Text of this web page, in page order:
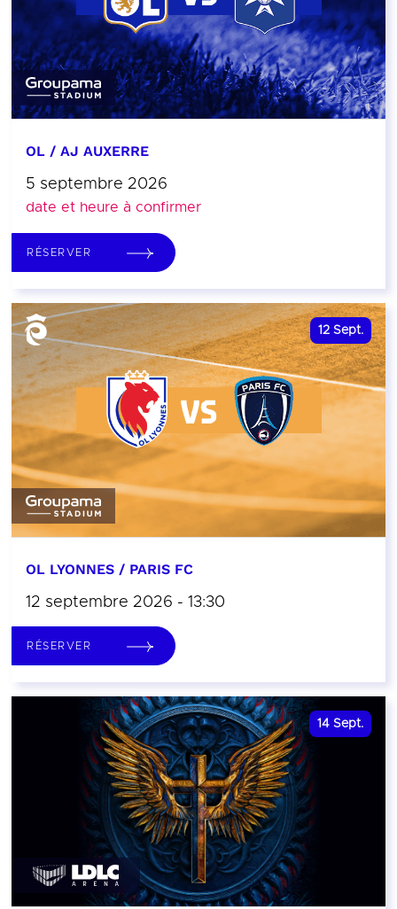
OL / AJ AUXERRE
5 septembre 2026
date et heure à confirmer
RÉSERVER
12 Sept.
OL LYONNES / PARIS FC
12 septembre 2026 - 13:30
RÉSERVER
14 Sept.